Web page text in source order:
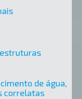
de água,
correlatas